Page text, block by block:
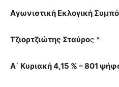
Αγωνιστική Εκλογική
Τζιορτζιώτης Σταύρος *
Α΄ Κυριακή 4,15 % – 801